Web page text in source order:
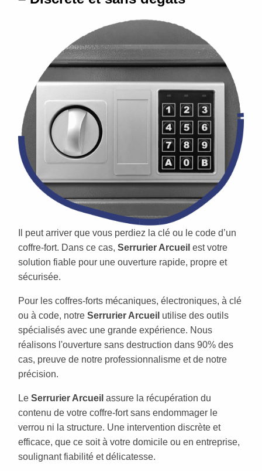
Il peut arriver que vous perdiez la clé ou le code d’un
coffre-fort. Dans ce cas, Serrurier Arcueil est votre
solution fiable pour une ouverture rapide, propre et
sécurisée.
Pour les coffres-forts mécaniques, électroniques, à clé
ou à code, notre Serrurier Arcueil utilise des outils
spécialisés avec une grande expérience. Nous
réalisons l'ouverture sans destruction dans 90% des
cas, preuve de notre professionnalisme et de notre
précision.
Le Serrurier Arcueil assure la récupération du
contenu de votre coffre-fort sans endommager le
verrou ni la structure. Une intervention discrète et
efficace, que ce soit à votre domicile ou en entreprise,
soulignant fiabilité et délicatesse.